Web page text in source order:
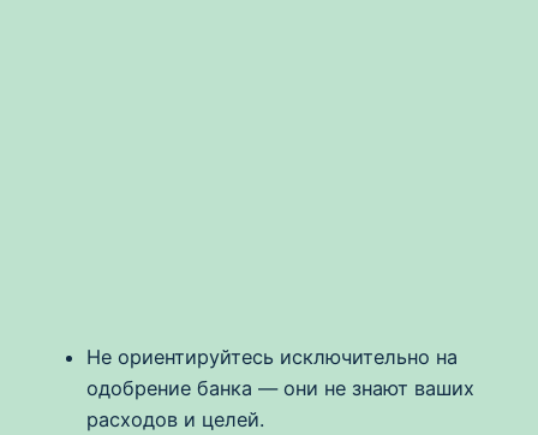
Не ориентируйтесь исключительно на
одобрение банка — они не знают ваших
расходов и целей.